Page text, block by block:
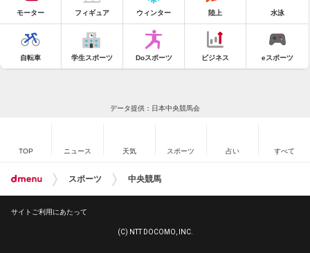
モーター フィギュア ウィンター 陸上 水泳
自転車 学生スポーツ Doスポーツ ビジネス eスポーツ
データ提供：日本中央競馬会
TOP ニュース 天気 スポーツ 占い すべて
スポーツ 中央競馬
サイトご利用にあたって
(C) NTT DOCOMO, INC.